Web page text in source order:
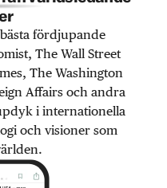
fördjupande
The Wall Street
The Washington
Affairs och andra
i internationella
och visioner som